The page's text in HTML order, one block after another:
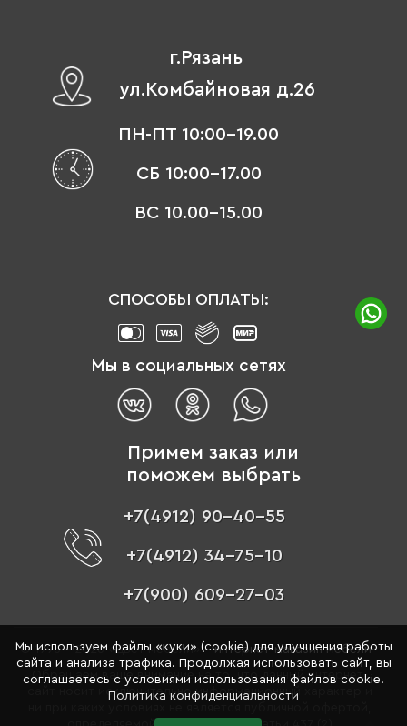
г.Рязань
ул.Комбайновая д.26
ПН-ПТ 10:00-19.00
СБ 10:00-17.00
ВС 10.00-15.00
СПОСОБЫ ОПЛАТЫ:
Мы в социальных сетях
Примем заказ или
поможем выбрать
+7(4912) 90-40-55
+7(4912) 34-75-10
+7(900) 609-27-03
© 1996 - 2026 «Цвет мебели» –интернет-магазин мебели
Обращаем ваше внимание на то, что данный интернет-
сайт носит исключительно информационный характер и
Мы используем файлы «куки» (cookie) для улучшения работы
сайта и анализа трафика. Продолжая использовать сайт, вы
соглашаетесь с условиями использования файлов cookie.
Политика конфиденциальности